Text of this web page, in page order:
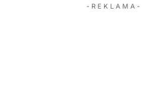
- R E K L A M A -